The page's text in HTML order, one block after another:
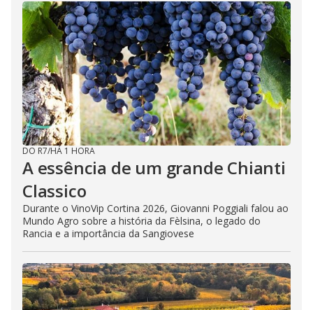
DO R7/HÁ 1 HORA
A essência de um grande Chianti
Classico
Durante o VinoVip Cortina 2026, Giovanni Poggiali falou ao
Mundo Agro sobre a história da Fèlsina, o legado do
Rancia e a importância da Sangiovese